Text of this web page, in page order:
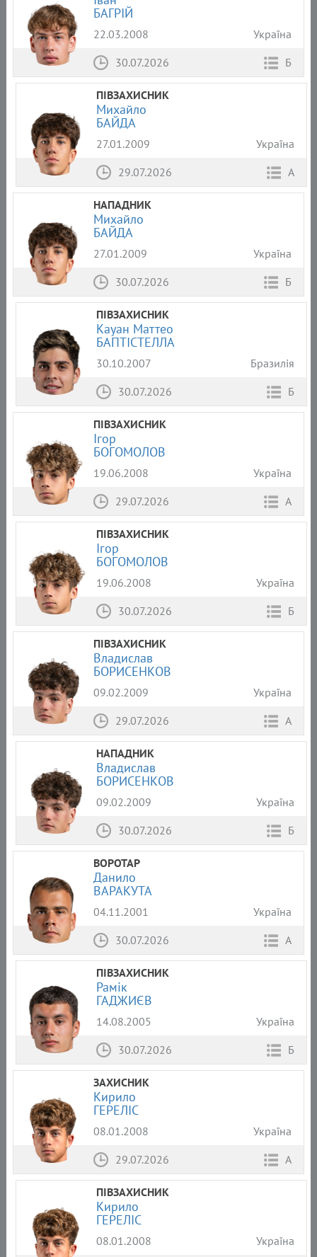
БАГРІЙ
22.03.2008
Україна
30.07.2026
Б
ПІВЗАХИСНИК
Михайло
БАЙДА
27.01.2009
Україна
29.07.2026
А
НАПАДНИК
Михайло
БАЙДА
27.01.2009
Україна
30.07.2026
Б
ПІВЗАХИСНИК
Кауан Маттео
БАПТІСТЕЛЛА
30.10.2007
Бразилія
30.07.2026
Б
ПІВЗАХИСНИК
Ігор
БОГОМОЛОВ
19.06.2008
Україна
29.07.2026
А
ПІВЗАХИСНИК
Ігор
БОГОМОЛОВ
19.06.2008
Україна
30.07.2026
Б
ПІВЗАХИСНИК
Владислав
БОРИСЕНКОВ
09.02.2009
Україна
29.07.2026
А
НАПАДНИК
Владислав
БОРИСЕНКОВ
09.02.2009
Україна
30.07.2026
Б
ВОРОТАР
Данило
ВАРАКУТА
04.11.2001
Україна
30.07.2026
А
ПІВЗАХИСНИК
Рамік
ГАДЖИЄВ
14.08.2005
Україна
30.07.2026
Б
ЗАХИСНИК
Кирило
ГЕРЕЛІС
08.01.2008
Україна
29.07.2026
А
ПІВЗАХИСНИК
Кирило
ГЕРЕЛІС
08.01.2008 Україна